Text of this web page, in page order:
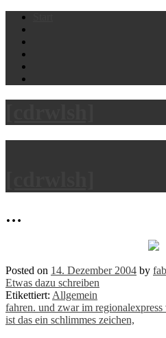
Skip
content
…
Posted on 14. Dezember 2004 by
Etwas dazu schreiben
Etikettiert: Allgemein
Post
navigation
fahren. und zwar im
ist das ein schlimmes zeichen,